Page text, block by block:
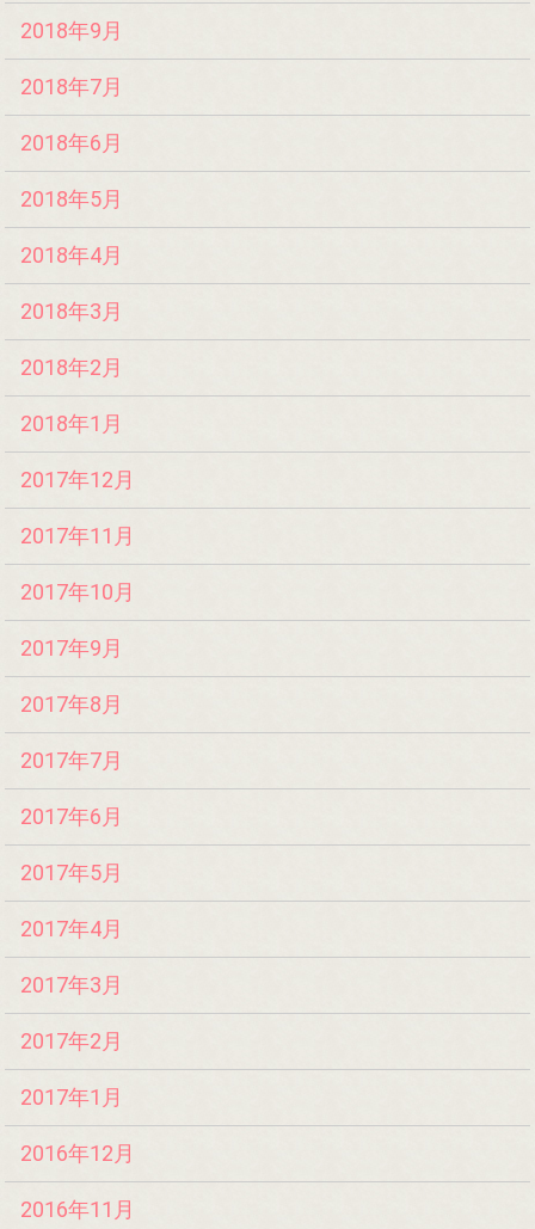
2018年9月
2018年7月
2018年6月
2018年5月
2018年4月
2018年3月
2018年2月
2018年1月
2017年12月
2017年11月
2017年10月
2017年9月
2017年8月
2017年7月
2017年6月
2017年5月
2017年4月
2017年3月
2017年2月
2017年1月
2016年12月
2016年11月